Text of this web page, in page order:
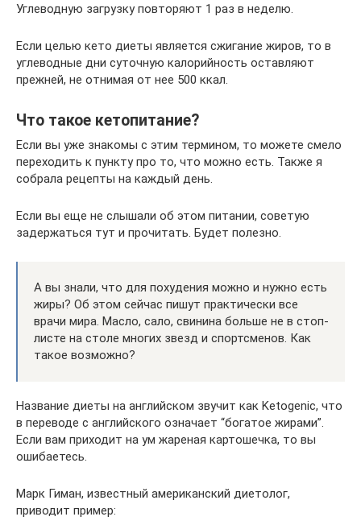
Углеводную загрузку повторяют 1 раз в неделю.
Если целью кето диеты является сжигание жиров, то в
углеводные дни суточную калорийность оставляют
прежней, не отнимая от нее 500 ккал.
Что такое кетопитание?
Если вы уже знакомы с этим термином, то можете смело
переходить к пункту про то, что можно есть. Также я
собрала рецепты на каждый день.
Если вы еще не слышали об этом питании, советую
задержаться тут и прочитать. Будет полезно.
А вы знали, что для похудения можно и нужно есть
жиры? Об этом сейчас пишут практически все
врачи мира. Масло, сало, свинина больше не в стоп-
листе на столе многих звезд и спортсменов. Как
такое возможно?
Название диеты на английском звучит как Ketogenic, что
в переводе с английского означает “богатое жирами”.
Если вам приходит на ум жареная картошечка, то вы
ошибаетесь.
Марк Гиман, известный американский диетолог,
приводит пример: